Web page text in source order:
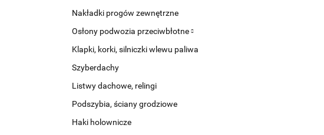
Nakładki progów zewnętrzne
Osłony podwozia przeciwbłotne
Klapki, korki, silniczki wlewu paliwa
Szyberdachy
Listwy dachowe, relingi
Podszybia, ściany grodziowe
Haki holownicze